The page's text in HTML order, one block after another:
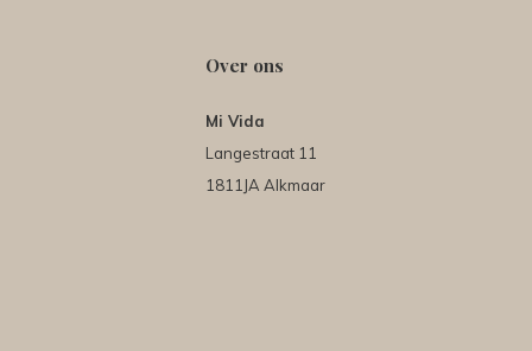
Over ons
Mi Vida
Langestraat 11
1811JA Alkmaar